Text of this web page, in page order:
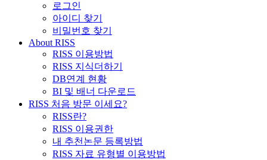
로그인
아이디 찾기
비밀번호 찾기
About RISS
RISS 이용방법
RISS 지식더하기
DB연계 현황
BI 및 배너 다운로드
RISS 처음 방문 이세요?
RISS란?
RISS 이용권한
내 추천논문 등록방법
RISS 자료 유형별 이용방법